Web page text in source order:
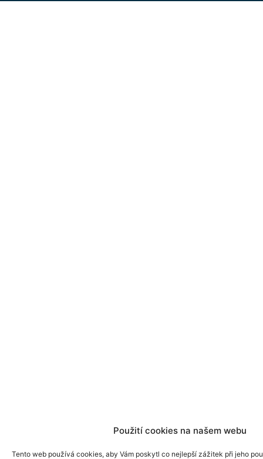
Použití cookies na našem webu
Tento web používá cookies, aby Vám poskytl co nejlepší zážitek při jeho